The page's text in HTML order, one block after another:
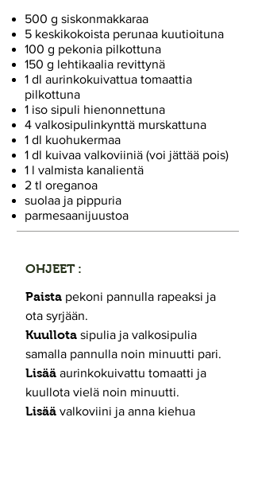
500 g siskonmakkaraa
5 keskikokoista perunaa kuutioituna
100 g pekonia pilkottuna
150 g lehtikaalia revittynä
1 dl aurinkokuivattua tomaattia
pilkottuna
1 iso sipuli hienonnettuna
4 valkosipulinkynttä murskattuna
1 dl kuohukermaa
1 dl kuivaa valkoviiniä (voi jättää pois)
1 l valmista kanalientä
2 tl oreganoa
suolaa ja pippuria
parmesaanijuustoa
OHJEET :
Paista pekoni pannulla rapeaksi ja
ota syrjään.
Kuullota sipulia ja valkosipulia
samalla pannulla noin minuutti pari.
Lisää aurinkokuivattu tomaatti ja
kuullota vielä noin minuutti.
Lisää valkoviini ja anna kiehua